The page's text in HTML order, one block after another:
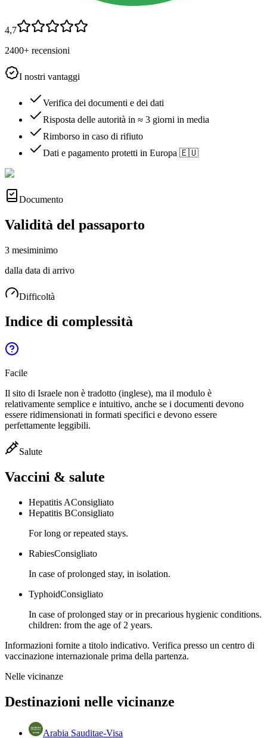
4,7
2400+ recensioni
I nostri vantaggi
Verifica dei documenti e dei dati
Risposta delle autorità in ≈ 3 giorni in media
Rimborso in caso di rifiuto
Dati e pagamento protetti in Europa 🇪🇺
Documento
Validità del passaporto
3 mesiminimo
dalla data di arrivo
Difficoltà
Indice di complessità
Facile
Il sito di Israele non è tradotto (inglese), ma il modulo è
relativamente semplice e intuitivo, anche se i documenti devono
essere ridimensionati in formati specifici e devono essere
perfettamente leggibili.
Salute
Vaccini & salute
Hepatitis AConsigliato
Hepatitis BConsigliato
For long or repeated stays.
RabiesConsigliato
In case of prolonged stay, in isolation.
TyphoidConsigliato
In case of prolonged stay or in precarious hygienic conditions.
children: from the age of 2 years.
Informazioni fornite a titolo indicativo. Verifica presso un centro di
vaccinazione internazionale prima della partenza.
Nelle vicinanze
Destinazioni nelle vicinanze
Arabia Sauditae-Visa